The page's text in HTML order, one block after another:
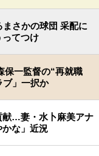
さかの球団 采配に
ってつけ
保一監督の“再就職
ブ」一択か
献…妻・水卜麻美アナ
かな」近況